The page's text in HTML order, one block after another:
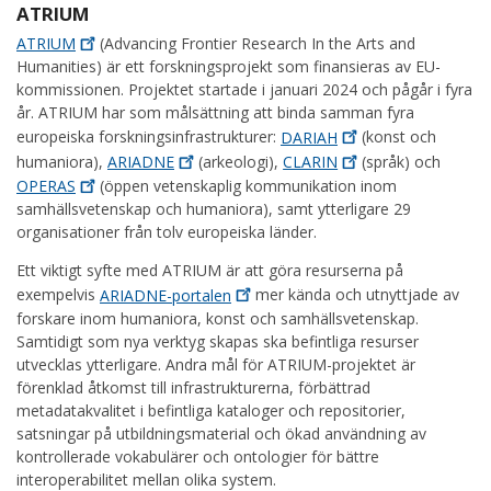
ATRIUM
ATRIUM
(Advancing Frontier Research In the Arts and
Humanities) är ett forskningsprojekt som finansieras av EU-
kommissionen. Projektet startade i januari 2024 och pågår i fyra
år. ATRIUM har som målsättning att binda samman fyra
europeiska forskningsinfrastrukturer: DARIAH
(konst och
humaniora), ARIADNE (arkeologi),CLARIN
(språk) och
OPERAS
(öppen vetenskaplig kommunikation inom
samhällsvetenskap och humaniora), samt ytterligare 29
organisationer från tolv europeiska länder.
Ett viktigt syfte med ATRIUM är att göra resurserna på
exempelvis ARIADNE-portalen
mer kända och utnyttjade av
forskare inom humaniora, konst och samhällsvetenskap.
Samtidigt som nya verktyg skapas ska befintliga resurser
utvecklas ytterligare. Andra mål för ATRIUM-projektet är
förenklad åtkomst till infrastrukturerna, förbättrad
metadatakvalitet i befintliga kataloger och repositorier,
satsningar på utbildningsmaterial och ökad användning av
kontrollerade vokabulärer och ontologier för bättre
interoperabilitet mellan olika system.